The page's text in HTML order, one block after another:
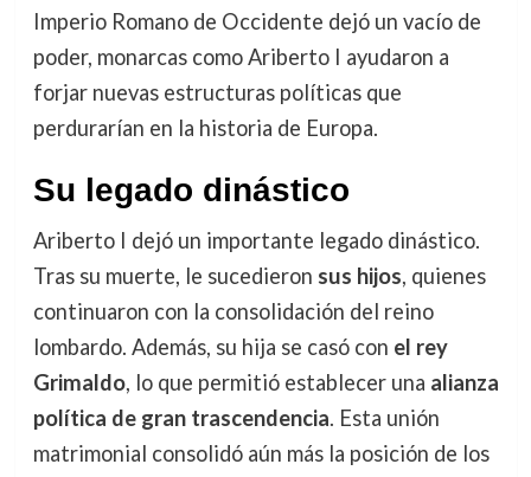
Imperio Romano de Occidente dejó un vacío de
poder, monarcas como Ariberto I ayudaron a
forjar nuevas estructuras políticas que
perdurarían en la historia de Europa.
Su legado dinástico
Ariberto I dejó un importante legado dinástico.
Tras su muerte, le sucedieron sus hijos, quienes
continuaron con la consolidación del reino
lombardo. Además, su hija se casó con el rey
Grimaldo, lo que permitió establecer una alianza
política de gran trascendencia. Esta unión
matrimonial consolidó aún más la posición de los